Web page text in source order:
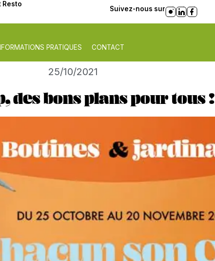
Resto
Suivez-nous sur
PRATIQUES CONTACT
25/10/2021
des bons plans pour tous !